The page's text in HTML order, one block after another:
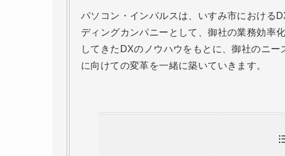
パソコン・インパルスは、いすみ市における
ディングカンパニーとして、御社の業務効率
してきたDXのノウハウをもとに、御社のニ
に向けての変革を一緒に築いていきます。